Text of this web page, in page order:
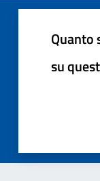
Quanto
su